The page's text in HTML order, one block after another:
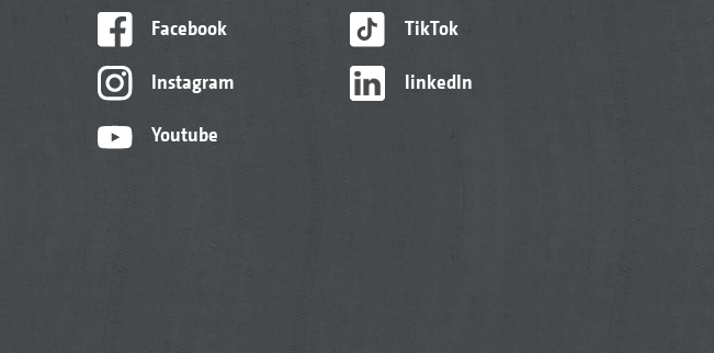
Facebook
Instagram
Youtube
TikTok
linkedIn